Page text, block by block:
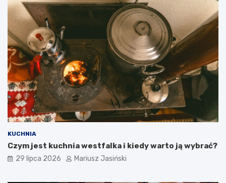
KUCHNIA
Czym jest kuchnia westfalka i kiedy warto ją wybrać?
29 lipca 2026 Mariusz Jasiński